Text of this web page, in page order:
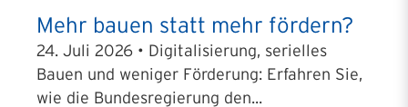
Mehr bauen statt mehr fördern?
24. Juli 2026 • Digitalisierung, serielles
Bauen und weniger Förderung: Erfahren Sie,
wie die Bundesregierung den...